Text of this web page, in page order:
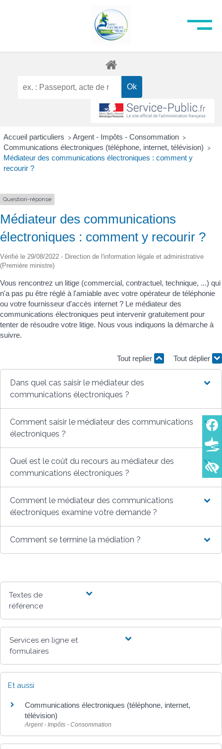
Accueil particuliers > Argent - Impôts - Consommation >
Communications électroniques (téléphone, internet, télévision) >
Médiateur des communications électroniques : comment y
recourir ?
Question-réponse
Médiateur des communications
électroniques : comment y recourir ?
Vérifié le 29/08/2022 - Direction de l'information légale et administrative
(Première ministre)
Vous rencontrez un litige (commercial, contractuel, technique, ...) qui
n'a pas pu être réglé à l'amiable avec votre opérateur de téléphonie
ou votre fournisseur d'accès internet ? Le médiateur des
communications électroniques peut intervenir gratuitement pour
tenter de résoudre votre litige. Nous vous indiquons la démarche à
suivre.
Tout replier Tout déplier
Dans quel cas saisir le médiateur des
communications électroniques ?
Comment saisir le médiateur des communications
électroniques ?
Quel est le coût du recours au médiateur des
communications électroniques ?
Comment le médiateur des communications
électroniques examine votre demande ?
Comment se termine la médiation ?
Textes de
référence
Services en ligne et
formulaires
Et aussi
Communications électroniques (téléphone, internet,
télévision)
Argent - Impôts - Consommation